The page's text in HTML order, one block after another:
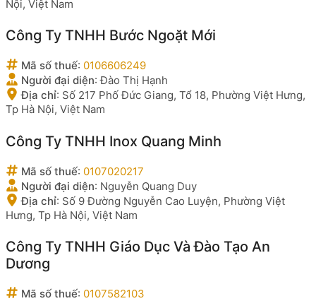
Nội, Việt Nam
Công Ty TNHH Bước Ngoặt Mới
Mã số thuế: 0106606249
Người đại diện:Đào Thị Hạnh
Địa chỉ: Số 217 Phố Đức Giang, Tổ 18, Phường Việt Hưng,
Tp Hà Nội, Việt Nam
Công Ty TNHH Inox Quang Minh
Mã số thuế: 0107020217
Người đại diện: Nguyễn Quang Duy
Địa chỉ: Số 9 Đường Nguyễn Cao Luyện, Phường Việt
Hưng, Tp Hà Nội, Việt Nam
Công Ty TNHH Giáo Dục Và Đào Tạo An
Dương
Mã số thuế: 0107582103